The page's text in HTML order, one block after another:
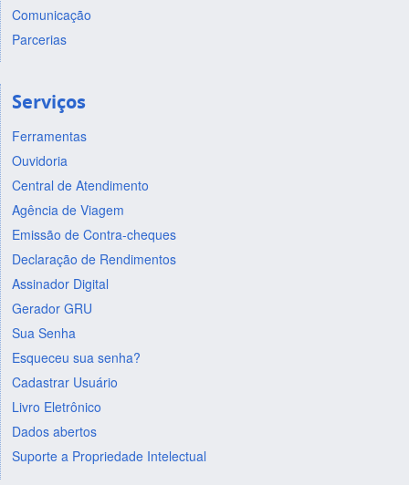
Comunicação
Parcerias
Serviços
Ferramentas
Ouvidoria
Central de Atendimento
Agência de Viagem
Emissão de Contra-cheques
Declaração de Rendimentos
Assinador Digital
Gerador GRU
Sua Senha
Esqueceu sua senha?
Cadastrar Usuário
Livro Eletrônico
Dados abertos
Suporte a Propriedade Intelectual